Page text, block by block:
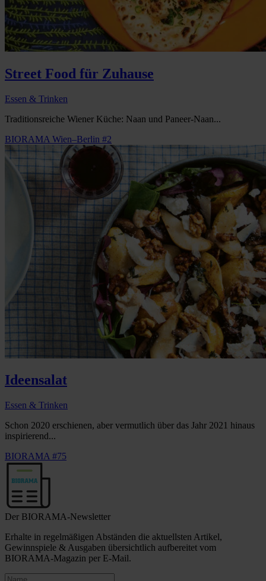
Street Food für Zuhause
Essen & Trinken
Traditionsreiche Wiener Küche: Naan und Paneer-Naan...
BIORAMA Wien–Berlin #2
Ideensalat
Essen & Trinken
Schon 2020 erschienen, aber vermutlich über das Jahr 2021 hinaus
inspirierend...
BIORAMA #75
Der BIORAMA-Newsletter
Erhalte in regelmäßigen Abständen die aktuellsten Artikel,
Gewinnspiele & Ausgaben übersichtlich aufbereitet vom
BIORAMA-Magazin per E-Mail.